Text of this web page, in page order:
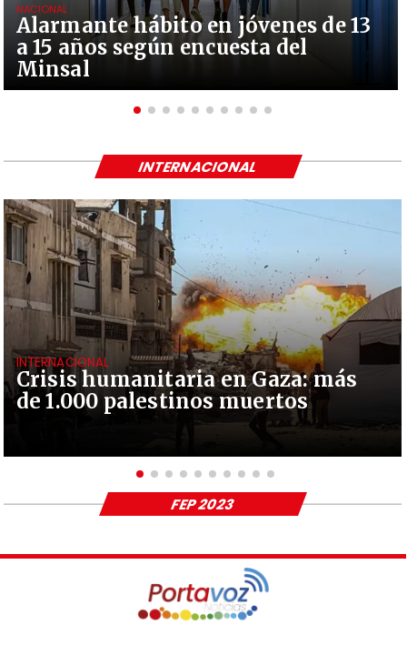
Alarmante hábito en jóvenes de 13
a 15 años según encuesta del
Minsal
NACIONAL
Crisis humanitaria en Gaza: más
de 1.000 palestinos muertos
INTERNACIONAL
INTERNACIONAL
FEP 2023